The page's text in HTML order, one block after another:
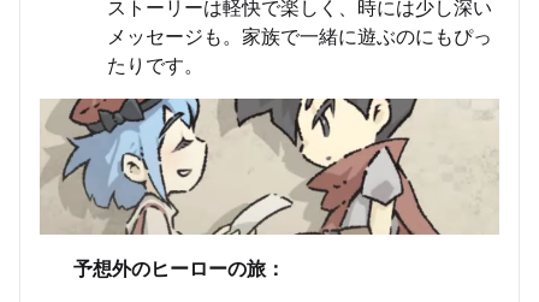
ストーリーは軽快で楽しく、時には少し深い
メッセージも。家族で一緒に遊ぶのにもぴっ
たりです。
予想外のヒーローの旅：